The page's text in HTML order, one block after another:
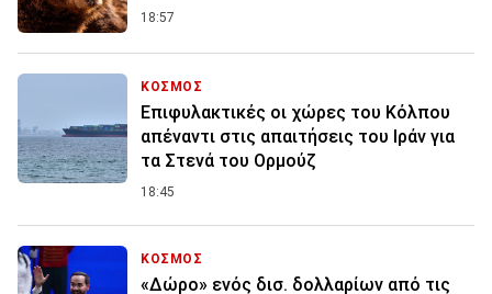
18:57
ΚΟΣΜΟΣ
Επιφυλακτικές οι χώρες του Κόλπου
απέναντι στις απαιτήσεις του Ιράν για
τα Στενά του Ορμούζ
18:45
ΚΟΣΜΟΣ
«Δώρο» ενός δισ. δολλαρίων από τις